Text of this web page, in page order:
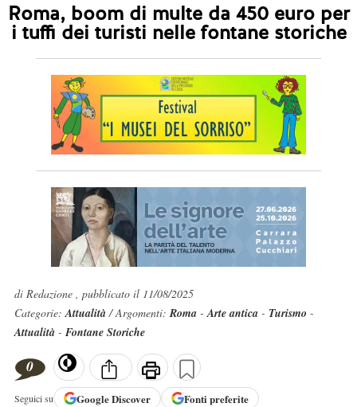
Roma, boom di multe da 450 euro per
i tuffi dei turisti nelle fontane storiche
di Redazione , pubblicato il 11/08/2025
Categorie:Attualità/ Argomenti:Roma-Arte antica- Turismo -
Attualità- Fontane Storiche
0
Seguici su GoogleDiscover Fonti preferite